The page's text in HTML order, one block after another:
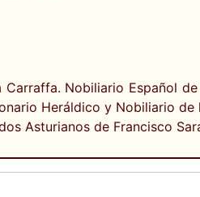
Nobiliario Español
Heráldico y Nobiliario de
Asturianos de Francisco